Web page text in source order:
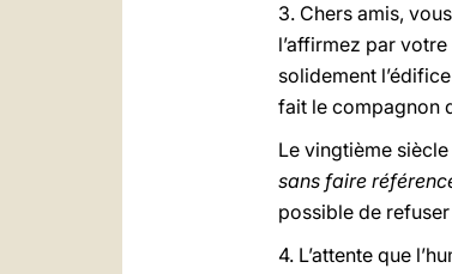
3. Chers amis,
l’affirmez par
solidement
fait le compagnon
Le vingtième
sans faire
possible de refuser
4. L’attente que